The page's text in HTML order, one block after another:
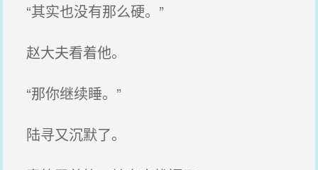
“其实也没有那么硬。”
赵大夫看着他。
“那你继续睡。”
陆寻又沉默了。